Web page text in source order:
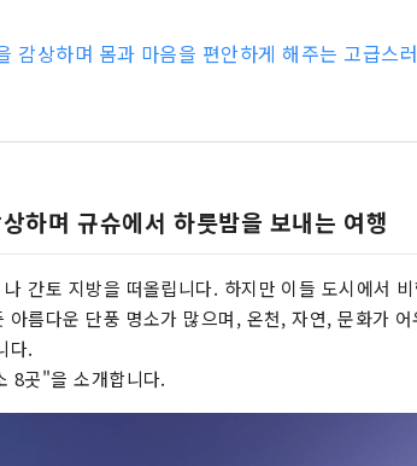
감상하며 몸과 마음을 편안하게 해주는 고급스
하며 규슈에서 하룻밤을 보내는 여행
간토 지방을 떠올립니다. 하지만 이들 도시에서
름다운 단풍 명소가 많으며, 온천, 자연, 문화가
다.
8곳"을 소개합니다.